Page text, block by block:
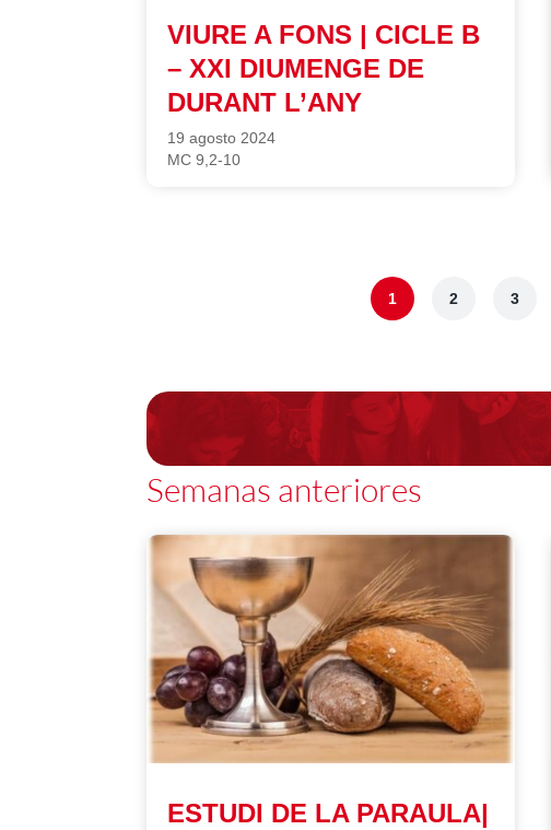
VIURE A FONS | CICLE B
– XXI DIUMENGE DE
DURANT L’ANY
19 agosto 2024
MC 9,2-10
1 2 3
Semanas anteriores
ESTUDI DE LA PARAULA|